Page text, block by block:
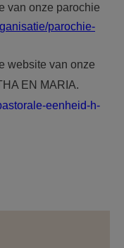
van onze parochie
parochie-
website van onze
EN MARIA.
eenheid-h-